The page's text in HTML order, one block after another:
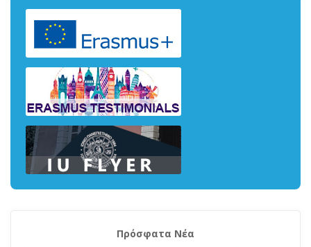
Πρόσφατα Νέα